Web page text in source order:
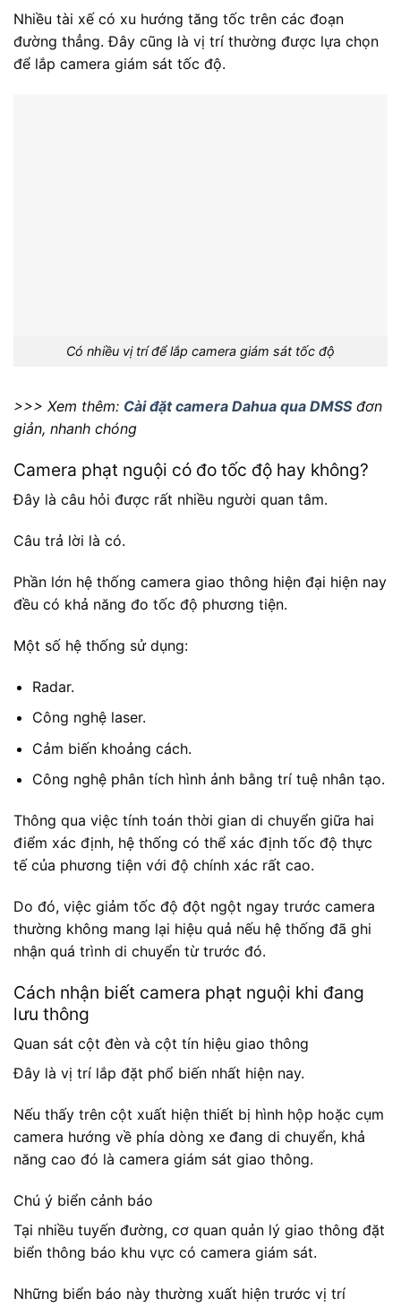
Nhiều tài xế có xu hướng tăng tốc trên các đoạn
đường thẳng. Đây cũng là vị trí thường được lựa chọn
để lắp camera giám sát tốc độ.
Có nhiều vị trí để lắp camera giám sát tốc độ
>>> Xem thêm: Cài đặt camera Dahua qua DMSSđơn
giản, nhanh chóng
Camera phạt nguội có đo tốc độ hay không?
Đây là câu hỏi được rất nhiều người quan tâm.
Câu trả lời là có.
Phần lớn hệ thống camera giao thông hiện đại hiện nay
đều có khả năng đo tốc độ phương tiện.
Một số hệ thống sử dụng:
Radar.
Công nghệ laser.
Cảm biến khoảng cách.
Công nghệ phân tích hình ảnh bằng trí tuệ nhân tạo.
Thông qua việc tính toán thời gian di chuyển giữa hai
điểm xác định, hệ thống có thể xác định tốc độ thực
tế của phương tiện với độ chính xác rất cao.
Do đó, việc giảm tốc độ đột ngột ngay trước camera
thường không mang lại hiệu quả nếu hệ thống đã ghi
nhận quá trình di chuyển từ trước đó.
Cách nhận biết camera phạt nguội khi đang
lưu thông
Quan sát cột đèn và cột tín hiệu giao thông
Đây là vị trí lắp đặt phổ biến nhất hiện nay.
Nếu thấy trên cột xuất hiện thiết bị hình hộp hoặc cụm
camera hướng về phía dòng xe đang di chuyển, khả
năng cao đó là camera giám sát giao thông.
Chú ý biển cảnh báo
Tại nhiều tuyến đường, cơ quan quản lý giao thông đặt
biển thông báo khu vực có camera giám sát.
Những biển báo này thường xuất hiện trước vị trí